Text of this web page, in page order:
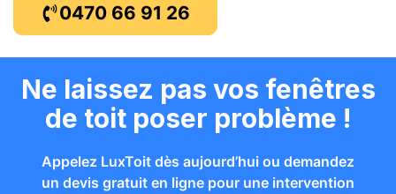
0470 66 91 26
Ne laissez pas vos fenêtres
de toit poser problème !
Appelez LuxToit dès aujourd’hui ou demandez
un devis gratuit en ligne pour une intervention